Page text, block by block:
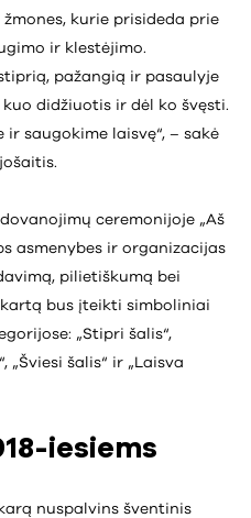
kurie prisideda prie
ir klestėjimo.
pažangią ir pasaulyje
didžiuotis ir dėl ko švęsti.
ir saugokime laisvę“, – sakė
ceremonijoje „Aš
asmenybes ir organizacijas
pilietiškumą bei
kartą bus įteikti simboliniai
„Stipri šalis“,
„Šviesi šalis“ ir „Laisva
iesiems
nuspalvins šventinis